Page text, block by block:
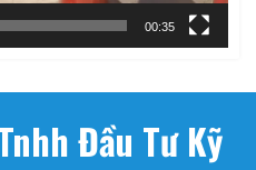
00:35
Đầu Tư Kỹ